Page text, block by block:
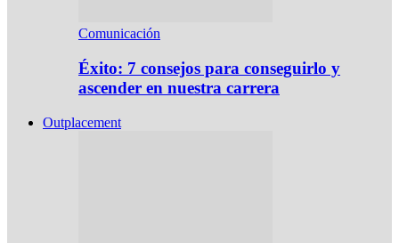
Comunicación
Éxito: 7 consejos para conseguirlo y
ascender en nuestra carrera
Outplacement